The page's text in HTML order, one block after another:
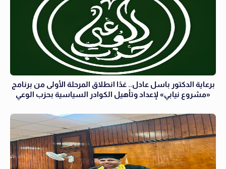
برعاية الدكتور باسل عادل.. غدًا انطلاق المرحلة الأولى من برنامج
«مشروع نيابي» لإعداد وتأهيل الكوادر السياسية بحزب الوعي